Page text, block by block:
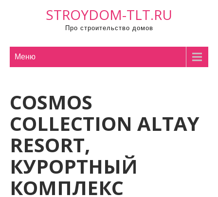
STROYDOM-TLT.RU
Про строительство домов
Меню
COSMOS
COLLECTION ALTAY
RESORT,
КУРОРТНЫЙ
КОМПЛЕКС